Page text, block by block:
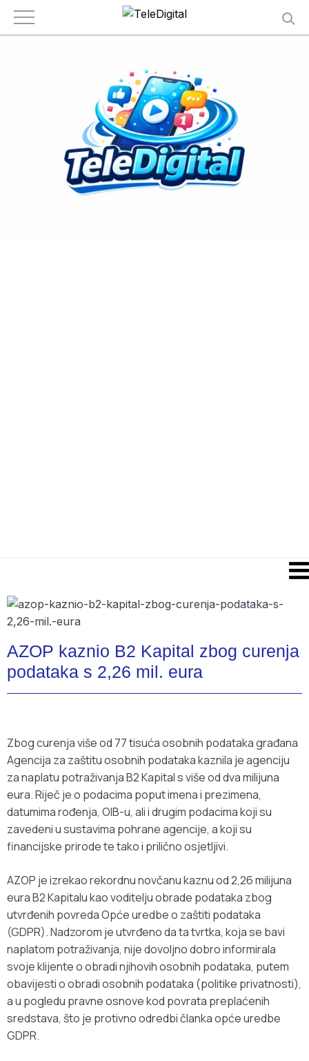
AZOP kaznio B2 Kapital zbog curenja
podataka s 2,26 mil. eura
Zbog curenja više od 77 tisuća osobnih podataka građana
Agencija za zaštitu osobnih podataka kaznila je agenciju
za naplatu potraživanja B2 Kapital s više od dva milijuna
eura. Riječ je o podacima poput imena i prezimena,
datumima rođenja, OIB-u, ali i drugim podacima koji su
zavedeni u sustavima pohrane agencije, a koji su
financijske prirode te tako i prilično osjetljivi.
AZOP je izrekao rekordnu novčanu kaznu od 2,26 milijuna
eura B2 Kapitalu kao voditelju obrade podataka zbog
utvrđenih povreda Opće uredbe o zaštiti podataka
(GDPR). Nadzorom je utvrđeno da ta tvrtka, koja se bavi
naplatom potraživanja, nije dovoljno dobro informirala
svoje klijente o obradi njihovih osobnih podataka, putem
obavijesti o obradi osobnih podataka (politike privatnosti),
a u pogledu pravne osnove kod povrata preplaćenih
sredstava, što je protivno odredbi članka opće uredbe
GDPR.